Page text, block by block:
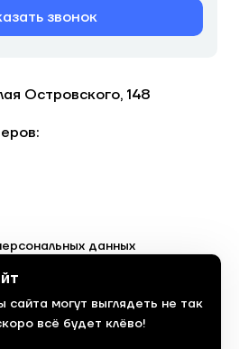
звонок
Островского, 148
данных
сеть «Колесо»
могут выглядеть не так
всё будет клёво!